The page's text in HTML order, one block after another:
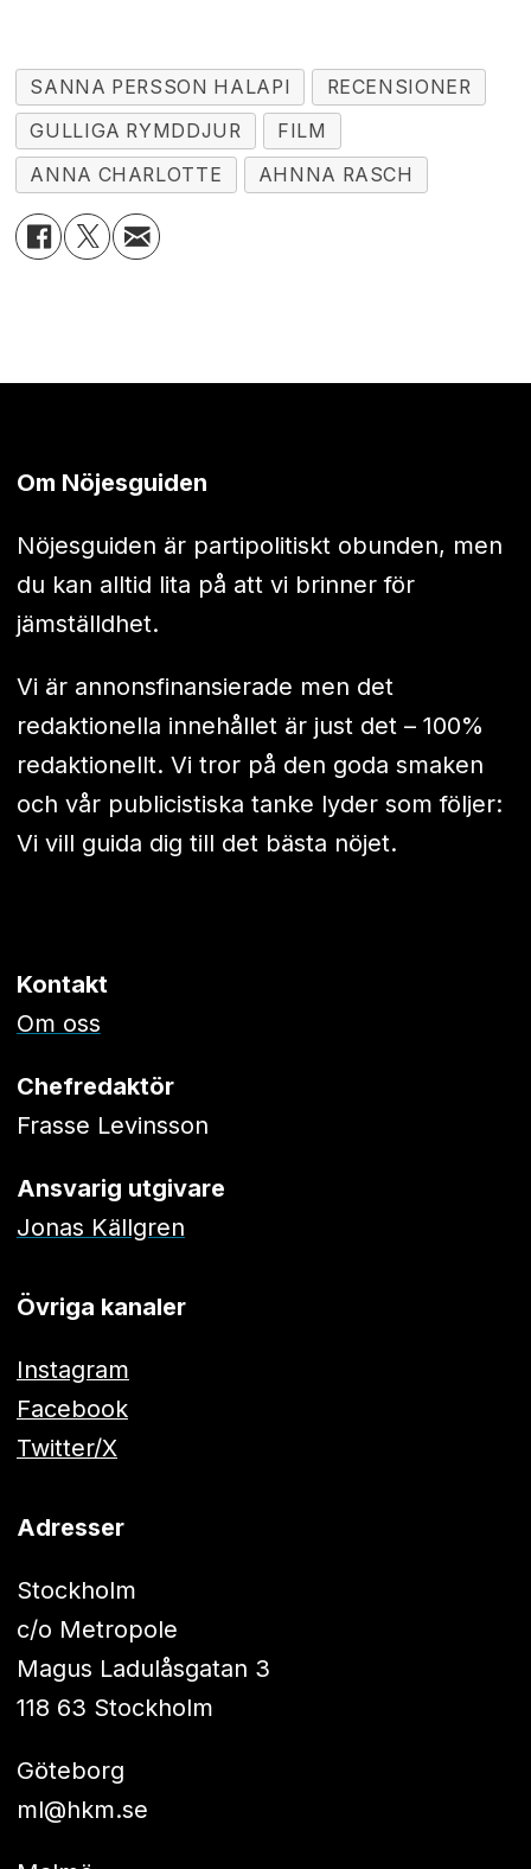
SANNA PERSSON HALAPI
RECENSIONER
GULLIGA RYMDDJUR
FILM
ANNA CHARLOTTE
AHNNA RASCH
Om Nöjesguiden
Nöjesguiden är partipolitiskt obunden, men
du kan alltid lita på att vi brinner för
jämställdhet.
Vi är annonsfinansierade men det
redaktionella innehållet är just det – 100%
redaktionellt. Vi tror på den goda smaken
och vår publicistiska tanke lyder som följer:
Vi vill guida dig till det bästa nöjet.
Kontakt
Om oss
Chefredaktör
Frasse Levinsson
Ansvarig utgivare
Jonas Källgren
Övriga kanaler
Instagram
Facebook
Twitter/X
Adresser
Stockholm
c/o Metropole
Magus Ladulåsgatan 3
118 63 Stockholm
Göteborg
ml@hkm.se